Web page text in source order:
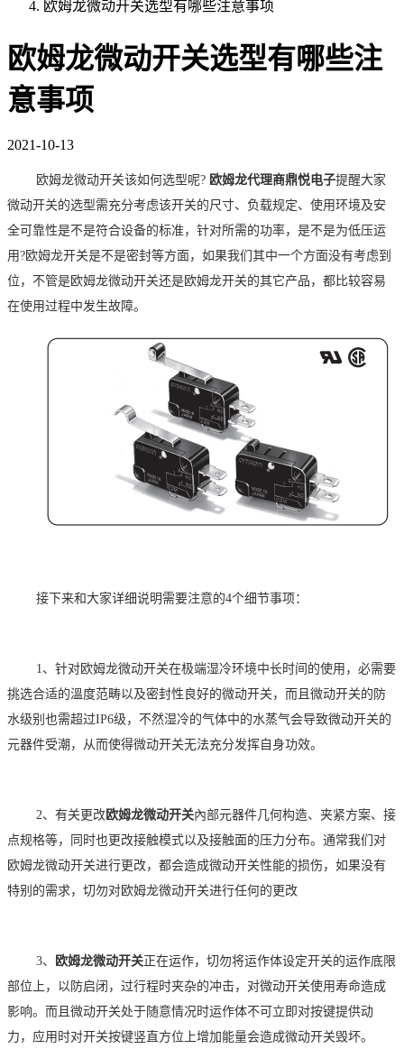
欧姆龙微动开关选型有哪些注意事项
欧姆龙微动开关选型有哪些注
意事项
2021-10-13
欧姆龙微动开关该如何选型呢? 欧姆龙代理商鼎悦电子提醒大家
微动开关的选型需充分考虑该开关的尺寸、负载规定、使用环境及安
全可靠性是不是符合设备的标准，针对所需的功率，是不是为低压运
用?欧姆龙开关是不是密封等方面，如果我们其中一个方面没有考虑到
位，不管是欧姆龙微动开关还是欧姆龙开关的其它产品，都比较容易
在使用过程中发生故障。
接下来和大家详细说明需要注意的4个细节事项：
1、针对欧姆龙微动开关在极端湿冷环境中长时间的使用，必需要
挑选合适的溫度范畴以及密封性良好的微动开关，而且微动开关的防
水级别也需超过IP6级，不然湿冷的气体中的水蒸气会导致微动开关的
元器件受潮，从而使得微动开关无法充分发挥自身功效。
2、有关更改欧姆龙微动开关內部元器件几何构造、夹紧方案、接
点规格等，同时也更改接触模式以及接触面的压力分布。通常我们对
欧姆龙微动开关进行更改，都会造成微动开关性能的损伤，如果没有
特别的需求，切勿对欧姆龙微动开关进行任何的更改
3、 欧姆龙微动开关正在运作，切勿将运作体设定开关的运作底限
部位上，以防启闭，过行程时夹杂的冲击，对微动开关使用寿命造成
影响。而且微动开关处于随意情况时运作体不可立即对按键提供动
力，应用时对开关按键竖直方位上增加能量会造成微动开关毁坏。